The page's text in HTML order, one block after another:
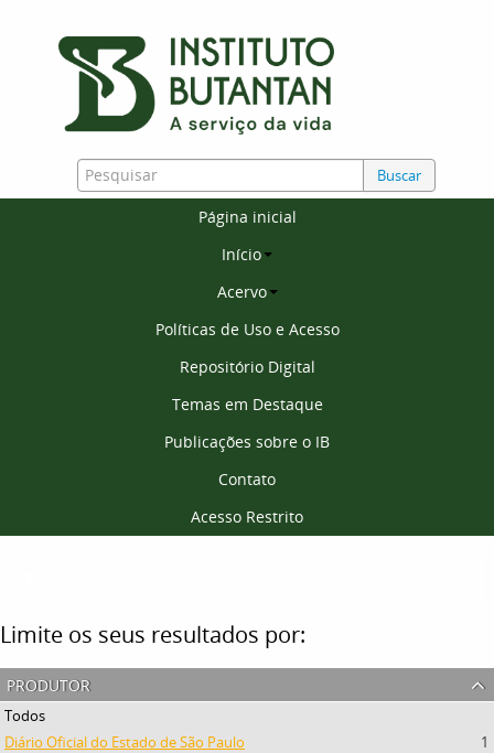
Buscar
Página inicial
Início
Acervo
Políticas de Uso e Acesso
Repositório Digital
Temas em Destaque
Publicações sobre o IB
Contato
Acesso Restrito
Limite os seus resultados por:
produtor
Todos
Diário Oficial do Estado de São Paulo
1